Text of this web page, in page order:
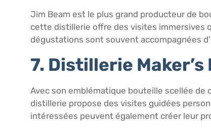
Jim Beam est le plus grand producteur de
cette distillerie offre des visites immersives
dégustations sont souvent accompagnées
7. Distillerie Maker’s
Avec son emblématique bouteille scellée de
distillerie propose des visites guidées
intéressées peuvent également créer leur